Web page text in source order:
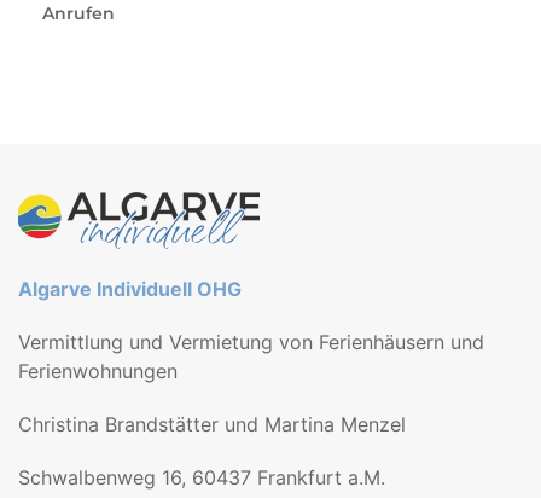
Anrufen
Algarve Individuell OHG
Vermittlung und Vermietung von Ferienhäusern und
Ferienwohnungen
Christina Brandstätter und Martina Menzel
Schwalbenweg 16, 60437 Frankfurt a.M.